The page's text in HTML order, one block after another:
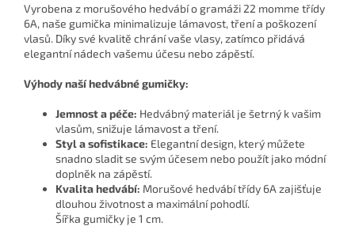
Vyrobena z morušového hedvábí o gramáži 22 momme třídy
6A, naše gumička minimalizuje lámavost, tření a poškození
vlasů. Díky své kvalitě chrání vaše vlasy, zatímco přidává
elegantní nádech vašemu účesu nebo zápěstí.
Výhody naší hedvábné gumičky:
Jemnost a péče: Hedvábný materiál je šetrný k vašim
vlasům, snižuje lámavost a tření.
Styl a sofistikace: Elegantní design, který můžete
snadno sladit se svým účesem nebo použít jako módní
doplněk na zápěstí.
Kvalita hedvábí: Morušové hedvábí třídy 6A zajišťuje
dlouhou životnost a maximální pohodlí.
Šířka gumičky je 1 cm.